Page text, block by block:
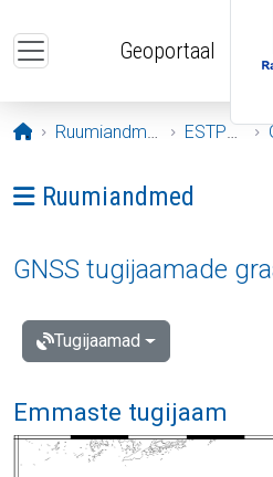
Geoportaal
Avaleht
Ruumiandmed ESTPOS
Ava menüü:
Ruumiandmed
GNSS tugijaamade
Tugijaamad
Emmaste tugijaam